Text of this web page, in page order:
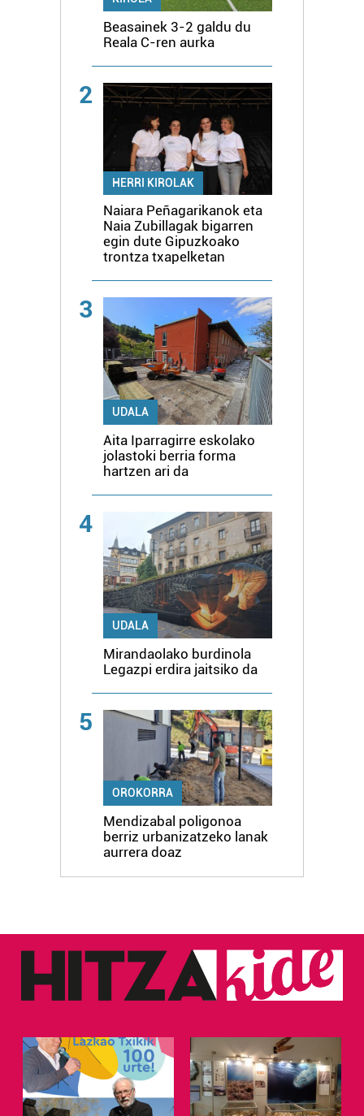
Beasainek 3-2 galdu du
Reala C-ren aurka
2
HERRI KIROLAK
Naiara Peñagarikanok eta
Naia Zubillagak bigarren
egin dute Gipuzkoako
trontza txapelketan
3
UDALA
Aita Iparragirre eskolako
jolastoki berria forma
hartzen ari da
4
UDALA
Mirandaolako burdinola
Legazpi erdira jaitsiko da
5
OROKORRA
Mendizabal poligonoa
berriz urbanizatzeko lanak
aurrera doaz